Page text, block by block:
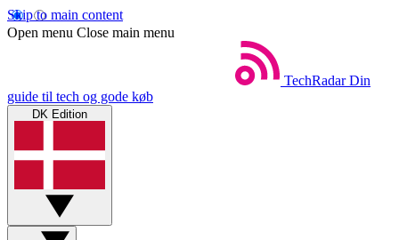
Skip to main content
Open menu Close main menu
TechRadar Din
guide til tech og gode køb
DK Edition